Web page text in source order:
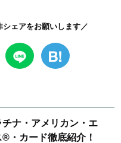
ェアをお願いします／
チナ・アメリカン・エ
・カード徹底紹介！